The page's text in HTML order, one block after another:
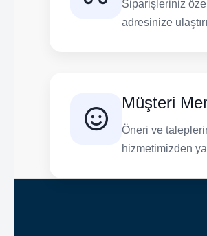
Siparişleriniz
adresinize
Müşteri
Öneri ve
hizmetimizden